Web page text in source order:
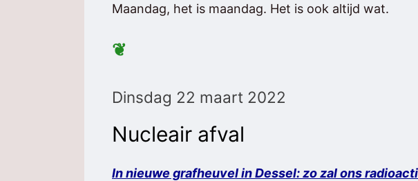
Maandag, het is maandag. Het is ook altijd wat.
❦
Dinsdag 22 maart 2022
Nucleair afval
In nieuwe grafheuvel in Dessel: zo zal ons